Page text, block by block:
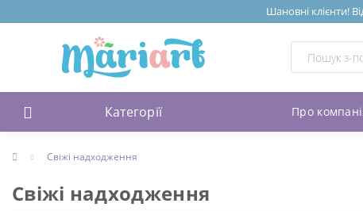
Шановні клієнти!
Категорії Про
Свіжі надходження
Свіжі надходження